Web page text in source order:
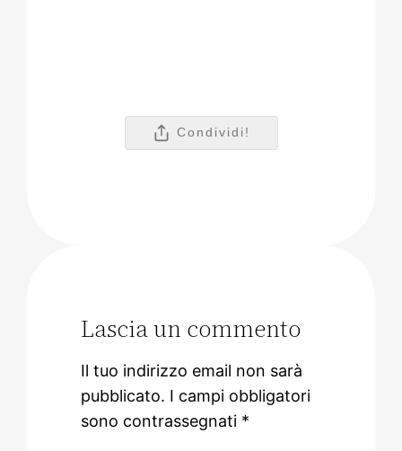
Condividi!
Lascia un commento
Il tuo indirizzo email non sarà
pubblicato. I campi obbligatori
sono contrassegnati *